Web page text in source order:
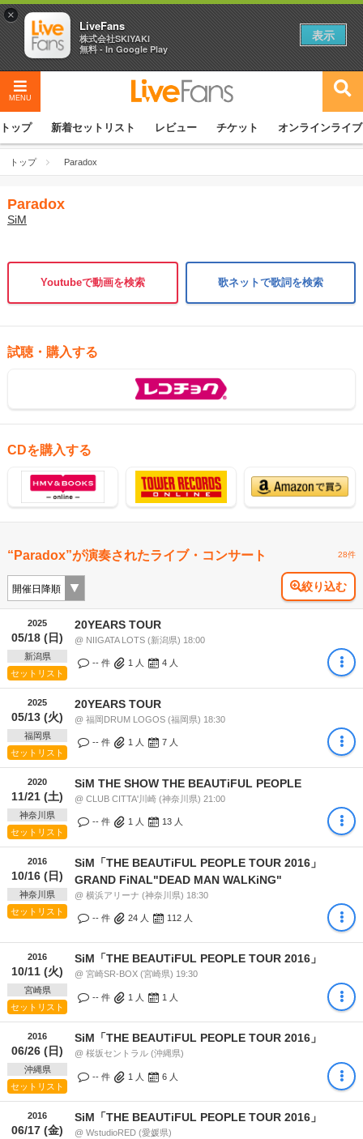
MENU
トップ 新着セットリスト レビュー チケット オンラインライブ
トップ Paradox
Paradox
SiM
Youtubeで動画を検索 歌ネットで歌詞を検索
試聴・購入する
CDを購入する
“Paradox”が演奏されたライブ・コンサート 28件
絞り込む
2025
05/18 (日)
新潟県
セットリスト
20YEARS TOUR
@ NIIGATA LOTS (新潟県) 18:00
-- 件 1 人 4 人
2025
05/13 (火)
福岡県
セットリスト
20YEARS TOUR
@ 福岡DRUM LOGOS (福岡県) 18:30
-- 件 1 人 7 人
2020
11/21 (土)
神奈川県
セットリスト
SiM THE SHOW THE BEAUTiFUL PEOPLE
@ CLUB CITTA'川崎 (神奈川県) 21:00
-- 件 1 人 13 人
2016
10/16 (日)
神奈川県
セットリスト
SiM「THE BEAUTiFUL PEOPLE TOUR 2016」
GRAND FiNAL"DEAD MAN WALKiNG"
@ 横浜アリーナ (神奈川県) 18:30
-- 件 24 人 112 人
2016
10/11 (火)
宮崎県
セットリスト
SiM「THE BEAUTiFUL PEOPLE TOUR 2016」
@ 宮崎SR-BOX (宮崎県) 19:30
-- 件 1 人 1 人
2016
06/26 (日)
沖縄県
セットリスト
SiM「THE BEAUTiFUL PEOPLE TOUR 2016」
@ 桜坂セントラル (沖縄県)
-- 件 1 人 6 人
2016
06/17 (金)
SiM「THE BEAUTiFUL PEOPLE TOUR 2016」
@ WstudioRED (愛媛県)
×
LiveFans
株式会社SKIYAKI
無料 - In Google Play
表示